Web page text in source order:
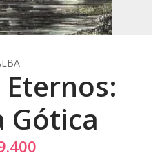
Gótica